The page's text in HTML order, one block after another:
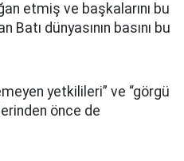
etmiş ve başkalarını bu
dünyasının basını bu
yetkilileri” ve “görgü
önce de